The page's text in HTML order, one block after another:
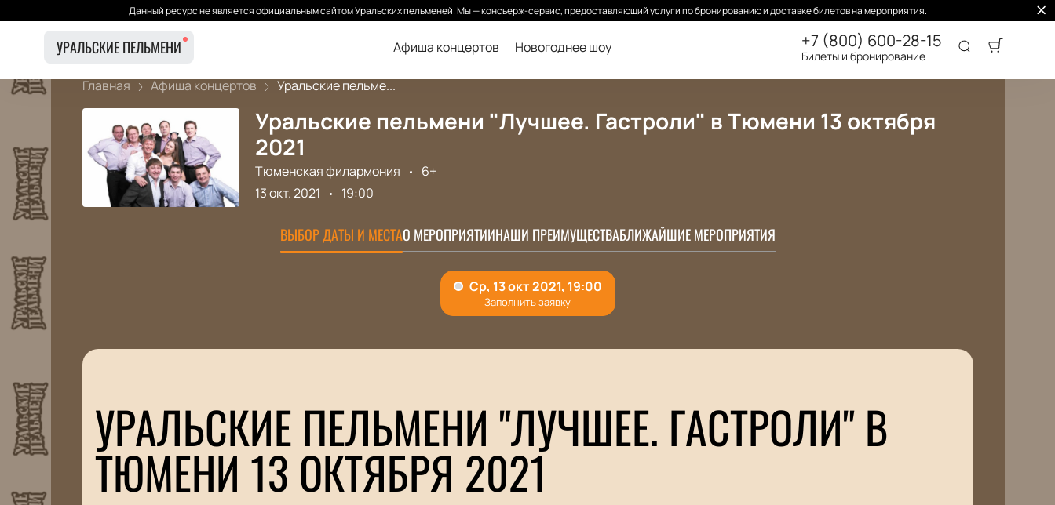
Данный ресурс не является официальным сайтом Уральских пельменей. Мы — консьерж-сервис, предоставляющий услуги по бронированию и доставке билетов на мероприятия.
УРАЛЬСКИЕ ПЕЛЬМЕНИ Афиша концертов Новогоднее шоу +7 (800) 600-28-15
Билеты и бронирование
Главная Афиша концертов Уральские пельме...
Уральские пельмени "Лучшее. Гастроли" в Тюмени 13 октября
2021
Тюменская филармония
6+
13 окт. 2021
19:00
ВЫБОР ДАТЫ И МЕСТАО МЕРОПРИЯТИИНАШИ ПРЕИМУЩЕСТВАБЛИЖАЙШИЕ МЕРОПРИЯТИЯ
УРАЛЬСКИЕ ПЕЛЬМЕНИ "ЛУЧШЕЕ. ГАСТРОЛИ" В
ТЮМЕНИ 13 ОКТЯБРЯ 2021